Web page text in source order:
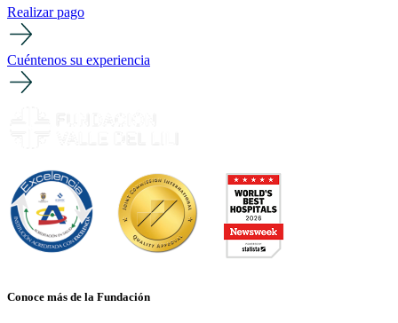
Realizar pago
Cuéntenos su experiencia
Conoce más de la Fundación